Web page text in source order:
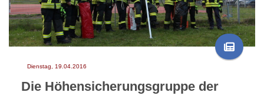
Dienstag, 19.04.2016
Die Höhensicherungsgruppe der